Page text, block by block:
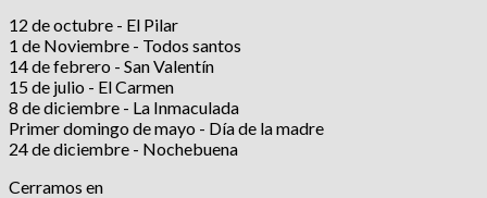
12 de octubre - El Pilar
1 de Noviembre - Todos santos
14 de febrero - San Valentín
15 de julio - El Carmen
8 de diciembre - La Inmaculada
Primer domingo de mayo - Día de la madre
24 de diciembre - Nochebuena
Cerramos en